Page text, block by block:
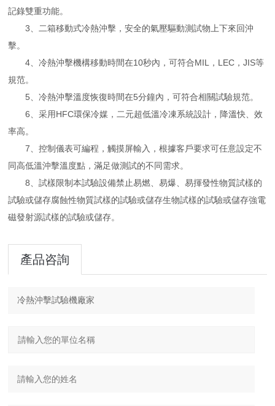
記錄雙重功能。
3、二箱移動式冷熱沖擊，安全的氣壓驅動測試物上下來回沖
擊。
4、冷熱沖擊機構移動時間在10秒內，可符合MIL，LEC，JIS等
規范。
5、冷熱沖擊溫度恢復時間在5分鐘內，可符合相關試驗規范。
6、采用HFC環保冷媒，二元超低溫冷凍系統設計，降溫快、效
率高。
7、控制儀表可編程，觸摸屏輸入，根據客戶要求可任意設定不
同高低溫沖擊溫度點，滿足做測試的不同需求。
8、試樣限制本試驗設備禁止易燃、易爆、易揮發性物質試樣的
試驗或儲存腐蝕性物質試樣的試驗或儲存生物試樣的試驗或儲存強電
磁發射源試樣的試驗或儲存。
產品咨詢